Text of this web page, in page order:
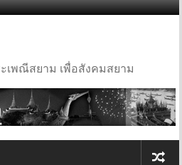
เพณีสยาม เพื่อสังคมสยาม